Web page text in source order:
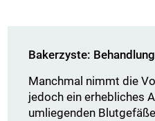
Bakerzyste:
Manchmal nimmt die
jedoch ein erhebliches
umliegenden